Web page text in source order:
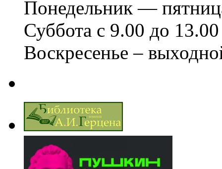
Понедельник —
Суббота с 9.00 до 13.00
Воскресенье –